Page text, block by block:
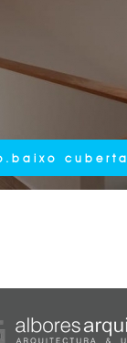
cuberta